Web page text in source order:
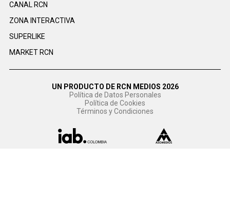
CANAL RCN
ZONA INTERACTIVA
SUPERLIKE
MARKET RCN
UN PRODUCTO DE RCN MEDIOS 2026
Política de Datos Personales
Política de Cookies
Términos y Condiciones